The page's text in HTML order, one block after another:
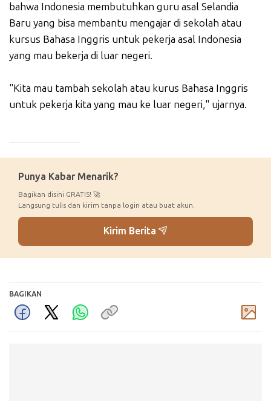
bahwa Indonesia membutuhkan guru asal Selandia
Baru yang bisa membantu mengajar di sekolah atau
kursus Bahasa Inggris untuk pekerja asal Indonesia
yang mau bekerja di luar negeri.
"Kita mau tambah sekolah atau kurus Bahasa Inggris
untuk pekerja kita yang mau ke luar negeri," ujarnya.
Punya Kabar Menarik?
Bagikan disini GRATIS! 🚀
Langsung tulis dan kirim tanpa login atau buat akun.
Kirim Berita
BAGIKAN